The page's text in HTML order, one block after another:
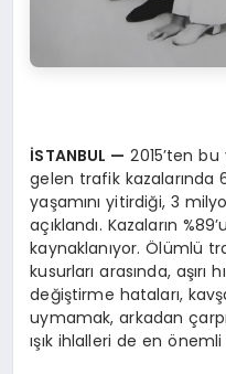
İSTANBUL — 2015’ten
gelen trafik kazalarında
yaşamını yitirdiği, 3
açıklandı. Kazaların
kaynaklanıyor. Ölümlü
kusurları arasında,
değiştirme hataları,
uymamak, arkadan
ışık ihlalleri de en